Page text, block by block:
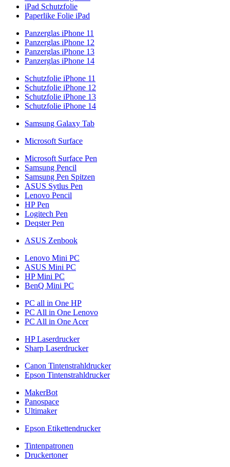
iPad Schutzfolie
Paperlike Folie iPad
Panzerglas iPhone 11
Panzerglas iPhone 12
Panzerglas iPhone 13
Panzerglas iPhone 14
Schutzfolie iPhone 11
Schutzfolie iPhone 12
Schutzfolie iPhone 13
Schutzfolie iPhone 14
Samsung Galaxy Tab
Microsoft Surface
Microsoft Surface Pen
Samsung Pencil
Samsung Pen Spitzen
ASUS Sytlus Pen
Lenovo Pencil
HP Pen
Logitech Pen
Deqster Pen
ASUS Zenbook
Lenovo Mini PC
ASUS Mini PC
HP Mini PC
BenQ Mini PC
PC all in One HP
PC All in One Lenovo
PC All in One Acer
HP Laserdrucker
Sharp Laserdrucker
Canon Tintenstrahldrucker
Epson Tintenstrahldrucker
MakerBot
Panospace
Ultimaker
Epson Etikettendrucker
Tintenpatronen
Druckertoner